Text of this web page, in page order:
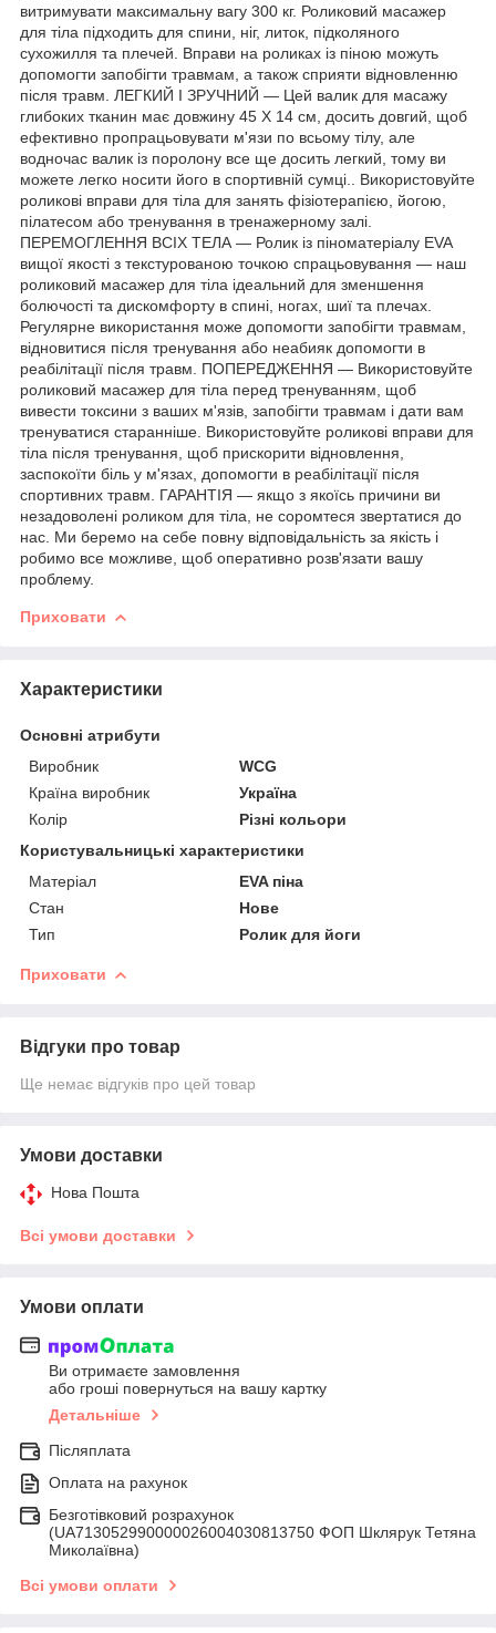
витримувати максимальну вагу 300 кг. Роликовий масажер
для тіла підходить для спини, ніг, литок, підколяного
сухожилля та плечей. Вправи на роликах із піною можуть
допомогти запобігти травмам, а також сприяти відновленню
після травм. ЛЕГКИЙ І ЗРУЧНИЙ — Цей валик для масажу
глибоких тканин має довжину 45 X 14 см, досить довгий, щоб
ефективно пропрацьовувати м'язи по всьому тілу, але
водночас валик із поролону все ще досить легкий, тому ви
можете легко носити його в спортивній сумці.. Використовуйте
роликові вправи для тіла для занять фізіотерапією, йогою,
пілатесом або тренування в тренажерному залі.
ПЕРЕМОГЛЕННЯ ВСІХ ТЕЛА — Ролик із піноматеріалу EVA
вищої якості з текстурованою точкою спрацьовування — наш
роликовий масажер для тіла ідеальний для зменшення
болючості та дискомфорту в спині, ногах, шиї та плечах.
Регулярне використання може допомогти запобігти травмам,
відновитися після тренування або неабияк допомогти в
реабілітації після травм. ПОПЕРЕДЖЕННЯ — Використовуйте
роликовий масажер для тіла перед тренуванням, щоб
вивести токсини з ваших м'язів, запобігти травмам і дати вам
тренуватися старанніше. Використовуйте роликові вправи для
тіла після тренування, щоб прискорити відновлення,
заспокоїти біль у м'язах, допомогти в реабілітації після
спортивних травм. ГАРАНТІЯ — якщо з якоїсь причини ви
незадоволені роликом для тіла, не соромтеся звертатися до
нас. Ми беремо на себе повну відповідальність за якість і
робимо все можливе, щоб оперативно розв'язати вашу
проблему.
Приховати
Характеристики
Основні атрибути
Виробник
WCG
Країна виробник
Україна
Колір
Різні кольори
Користувальницькі характеристики
Матеріал
EVA піна
Стан
Нове
Тип
Ролик для йоги
Приховати
Відгуки про товар
Ще немає відгуків про цей товар
Умови доставки
Нова Пошта
Всі умови доставки
Умови оплати
Ви отримаєте замовлення
або гроші повернуться на вашу картку
Детальніше
Післяплата
Оплата на рахунок
Безготівковий розрахунок
(UA713052990000026004030813750 ФОП Шклярук Тетяна
Миколаївна)
Всі умови оплати